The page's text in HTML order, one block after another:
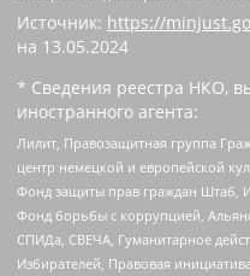
Источник: https://
на 13.05.2024
* Сведения реестра НКО,
иностранного агента:
Лилит, Правозащитная группа
центр немецкой и европейской
Фонд защиты прав граждан Штаб,
Фонд борьбы с коррупцией,
СПИДа, СВЕЧА, Гуманитарное
Избирателей, Правовая